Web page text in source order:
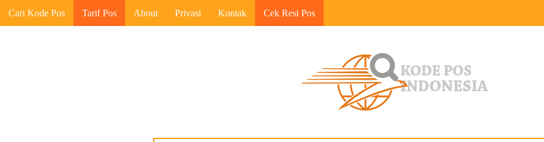
Cari Kode Pos Tarif Pos About Privasi Kontak Cek Resi Pos